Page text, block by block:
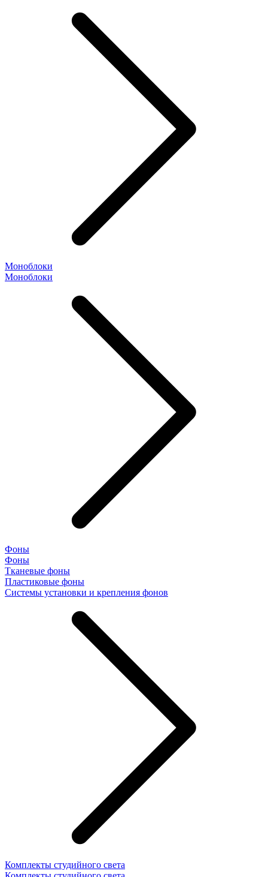
Моноблоки
Моноблоки
Фоны
Фоны
Тканевые фоны
Пластиковые фоны
Системы установки и крепления фонов
Комплекты студийного света